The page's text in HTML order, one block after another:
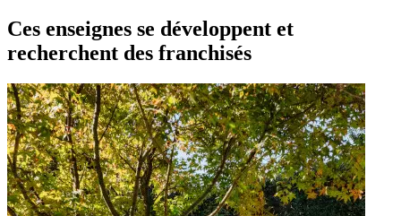
Ces enseignes se développent et
recherchent des franchisés